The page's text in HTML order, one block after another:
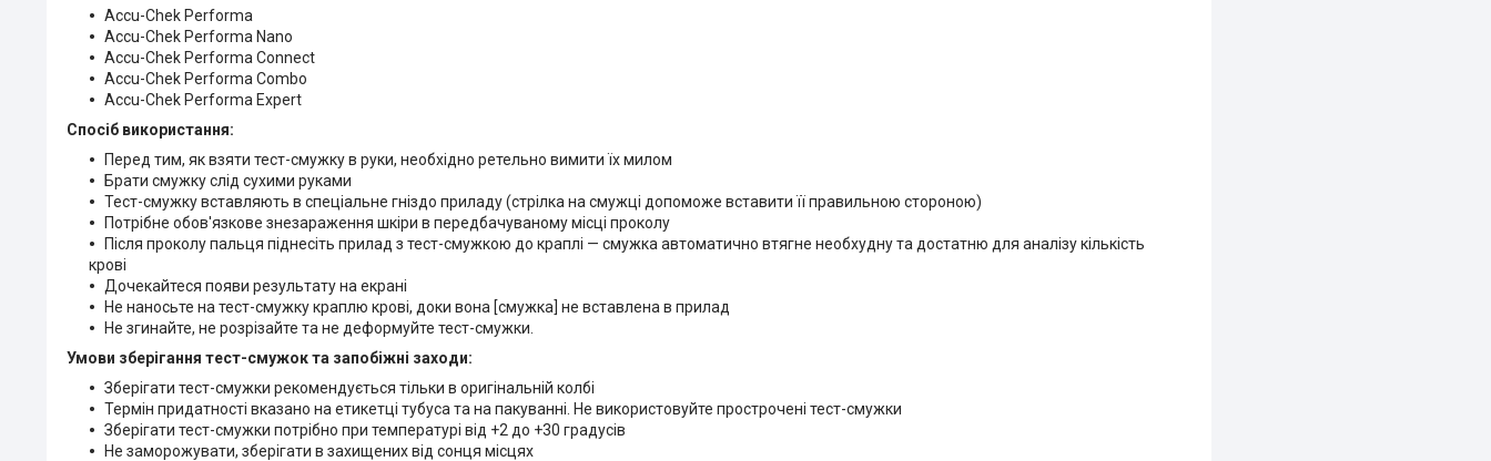
Accu-Chek Performa
Accu-Chek Performa Nano
Accu-Chek Performa Connect
Accu-Chek Performa Combo
Accu-Chek Performa Expert
Спосіб використання:
Перед тим, як взяти тест-смужку в руки, необхідно ретельно вимити їх милом
Брати смужку слід сухими руками
Тест-смужку вставляють в спеціальне гніздо приладу (стрілка на смужці допоможе вставити її правильною стороною)
Потрібне обов'язкове знезараження шкіри в передбачуваному місці проколу
Після проколу пальця піднесіть прилад з тест-смужкою до краплі — смужка автоматично втягне необхудну та достатню для аналізу кількість
крові
Дочекайтеся появи результатуна екрані
Не наносьте на тест-смужку краплю крові, доки вона [смужка] не вставлена в прилад
Не згинайте, не розрізайте та не деформуйте тест-смужки.
Умови зберігання тест-смужок та запобіжні заходи:
Зберігати тест-смужки рекомендується тільки в оригінальній колбі
Термін придатності вказано на етикетці тубуса та на пакуванні. Не використовуйте прострочені тест-смужки
Зберігати тест-смужки потрібно при температурі від +2 до +30 градусів
Не заморожувати, зберігати в захищених від сонця місцях